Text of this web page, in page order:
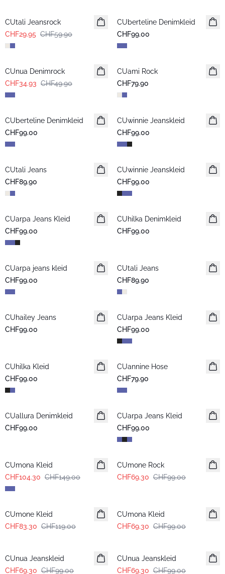
CUtali Jeansrock
CHF29.95 CHF59.90
Neuheiten
CUberteline Denimkleid
CHF99.00
-30%
CUnua Denimrock
CHF34.93 CHF49.90
Neuheiten
CUami Rock
CHF79.90
Neuheiten
CUberteline Denimkleid
CHF99.00
Neuheiten
CUwinnie Jeanskleid
CHF99.00
CUtali Jeans
CHF89.90
Neuheiten
CUwinnie Jeanskleid
CHF99.00
Neuheiten
CUarpa Jeans Kleid
CHF99.00
CUhilka Denimkleid
CHF99.00
CUarpa jeans kleid
CHF99.00
CUtali Jeans
CHF89.90
CUhailey Jeans
CHF99.00
Neuheiten
CUarpa Jeans Kleid
CHF99.00
CUhilka Kleid
CHF99.00
Neuheiten
CUannine Hose
CHF79.90
Neuheiten
CUallura Denimkleid
CHF99.00
Neuheiten
CUarpa Jeans Kleid
CHF99.00
CUmona Kleid
CHF104.30 CHF149.00
-30%
CUmone Rock
CHF69.30 CHF99.00
-30%
CUmone Kleid
CHF83.30 CHF119.00
CUmona Kleid
CHF69.30 CHF99.00
CUnua Jeanskleid
CHF69.30 CHF99.00
CUnua Jeanskleid
CHF69.30 CHF99.00